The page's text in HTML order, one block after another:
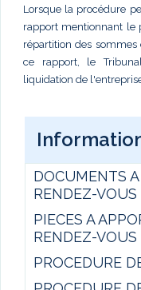
Lorsque la procédure
rapport mentionnant le
répartition des
ce rapport, le
liquidation de
DOCUMENTS
RENDEZ-VOUS
PIECES A
RENDEZ-VOUS
PROCEDURE